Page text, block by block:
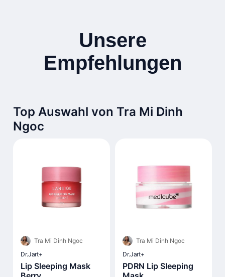
Unsere
Empfehlungen
Top Auswahl von Tra Mi Dinh
Ngoc
Tra Mi Dinh Ngoc
Dr.Jart+
Lip Sleeping Mask
Tra Mi Dinh Ngoc
Dr.Jart+
PDRN Lip Sleeping